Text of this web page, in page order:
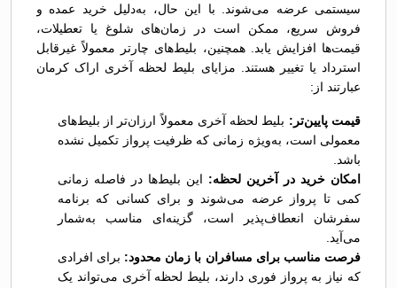
سیستمی عرضه می‌شوند. با این حال، به‌دلیل خرید عمده و
فروش سریع، ممکن است در زمان‌های شلوغ یا تعطیلات،
قیمت‌ها افزایش یابد. همچنین، بلیط‌های چارتر معمولاً غیرقابل
استرداد یا تغییر هستند. مزایای بلیط لحظه آخری اراک کرمان
عبارتند از:
قیمت پایین‌تر: بلیط لحظه آخری معمولاً ارزان‌تر از بلیط‌های
معمولی است، به‌ویژه زمانی که ظرفیت پرواز تکمیل نشده
باشد.
امکان خرید در آخرین لحظه: این بلیط‌ها در فاصله زمانی
کمی تا پرواز عرضه می‌شوند و برای کسانی که برنامه
سفرشان انعطاف‌پذیر است، گزینه‌ای مناسب به‌شمار
می‌آید.
فرصت مناسب برای مسافران با زمان محدود: برای افرادی
که نیاز به پرواز فوری دارند، بلیط لحظه آخری می‌تواند یک